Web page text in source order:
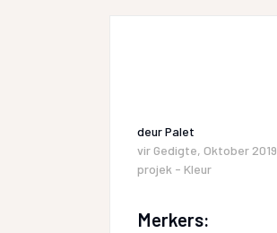
deurPalet
vir Gedigte, Oktober 2019
projek - Kleur
Merkers: